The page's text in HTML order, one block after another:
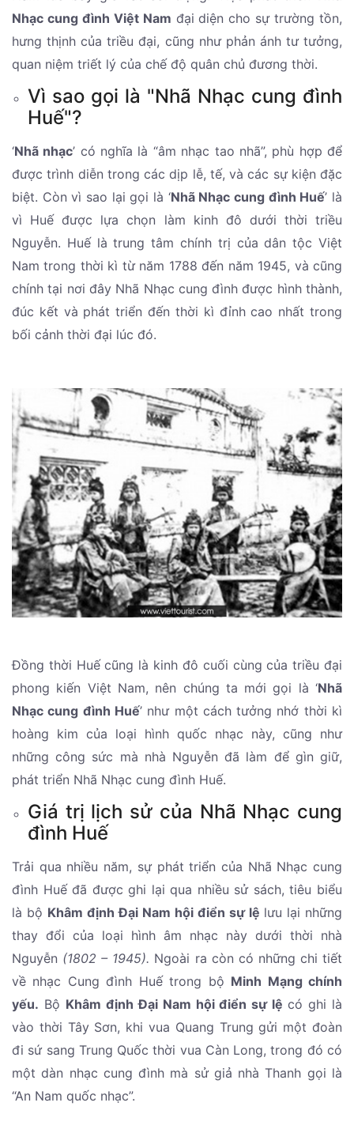
Nhạc cung đình Việt Nam đại diện cho sự trường tồn,
hưng thịnh của triều đại, cũng như phản ánh tư tưởng,
quan niệm triết lý của chế độ quân chủ đương thời.
Vì sao gọi là "Nhã Nhạc cung đình
Huế"?
‘Nhã nhạc’ có nghĩa là “âm nhạc tao nhã”, phù hợp để
được trình diễn trong các dịp lễ, tế, và các sự kiện đặc
biệt. Còn vì sao lại gọi là ‘Nhã Nhạc cung đình Huế’ là
vì Huế được lựa chọn làm kinh đô dưới thời triều
Nguyễn. Huế là trung tâm chính trị của dân tộc Việt
Nam trong thời kì từ năm 1788 đến năm 1945, và cũng
chính tại nơi đây Nhã Nhạc cung đình được hình thành,
đúc kết và phát triển đến thời kì đỉnh cao nhất trong
bối cảnh thời đại lúc đó.
Đồng thời Huế cũng là kinh đô cuối cùng của triều đại
phong kiến Việt Nam, nên chúng ta mới gọi là ‘Nhã
Nhạc cung đình Huế’ như một cách tưởng nhớ thời kì
hoàng kim của loại hình quốc nhạc này, cũng như
những công sức mà nhà Nguyễn đã làm để gìn giữ,
phát triển Nhã Nhạc cung đình Huế.
Giá trị lịch sử của Nhã Nhạc cung
đình Huế
Trải qua nhiều năm, sự phát triển của Nhã Nhạc cung
đình Huế đã được ghi lại qua nhiều sử sách, tiêu biểu
là bộ Khâm định Ðại Nam hội điển sự lệ lưu lại những
thay đổi của loại hình âm nhạc này dưới thời nhà
Nguyễn (1802 – 1945). Ngoài ra còn có những chi tiết
về nhạc Cung đình Huế trong bộ Minh Mạng chính
yếu. Bộ Khâm định Ðại Nam hội điển sự lệcó ghi là
vào thời Tây Sơn, khi vua Quang Trung gửi một đoàn
đi sứ sang Trung Quốc thời vua Càn Long, trong đó có
một dàn nhạc cung đình mà sử giả nhà Thanh gọi là
“An Nam quốc nhạc”.